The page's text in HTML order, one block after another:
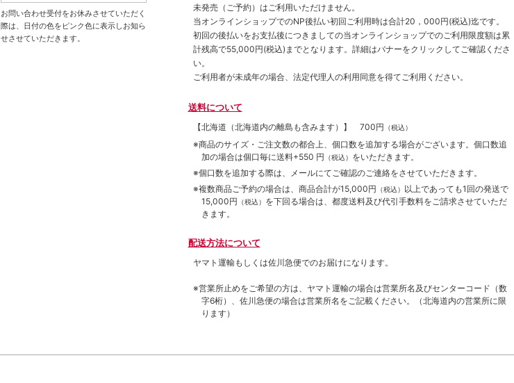
未発売（ご予約）はご利用いただけません。
当オンラインショップでのNP後払い初回ご利用時は合計20，000円(税込)迄です。
初回の後払いをお支払後につきましての当オンラインショップでのご利用限度額は累
計残高で55,000円(税込)までとなります。詳細はバナーをクリックしてご確認くださ
い。
ご利用者が未成年の場合、法定代理人の利用同意を得てご利用ください。
送料について
【北海道（北海道内の離島も含みます）】 700円 （税込）
※商品のサイズ・ご注文数の都合上、個口数を追加する場合がございます。個口数追
加の場合は個口毎に送料+550 円 （税込） をいただきます。
※個口数を追加する際は、メールにてご確認のご連絡をさせていただきます。
※複数商品ご予約の場合は、商品合計が15,000円 （税込） 以上であっても1回の発送で
15,000円 （税込） を下回る場合は、都度送料及び代引手数料をご請求させていただ
きます。
配送方法について
ヤマト運輸もしくは佐川急便でのお届けになります。
※営業所止めをご希望の方は、ヤマト運輸の場合は営業所名及びセンターコード（数
字6桁）、佐川急便の場合は営業所名をご記載ください。（北海道内の営業所に限
ります）
お問い合わせ受付をお休みさせていただく
際は、日付の色をピンク色に表示しお知ら
せさせていただきます。